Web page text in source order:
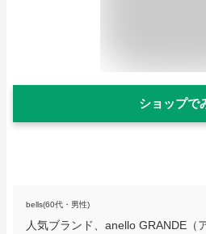
ショップで
bells(60代・男性)
人気ブランド、anello GRANDE（